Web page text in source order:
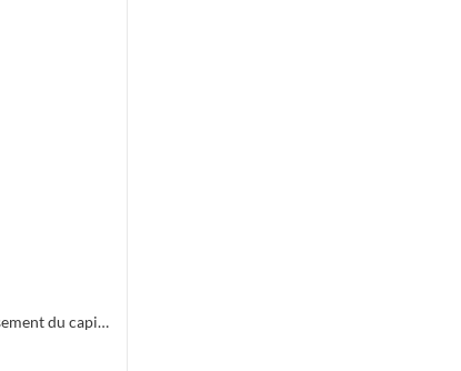
Intérêts à payer à divers fournisseurs et amortissement du capital.